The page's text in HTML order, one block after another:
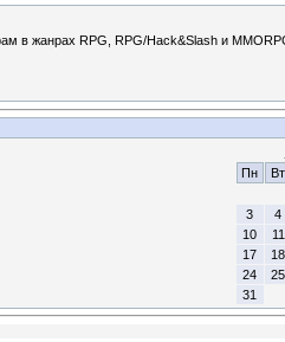
в жанрах RPG, RPG/Hack&Slash и
Пн
Вт
3
4
10
11
17
18
24
25
31